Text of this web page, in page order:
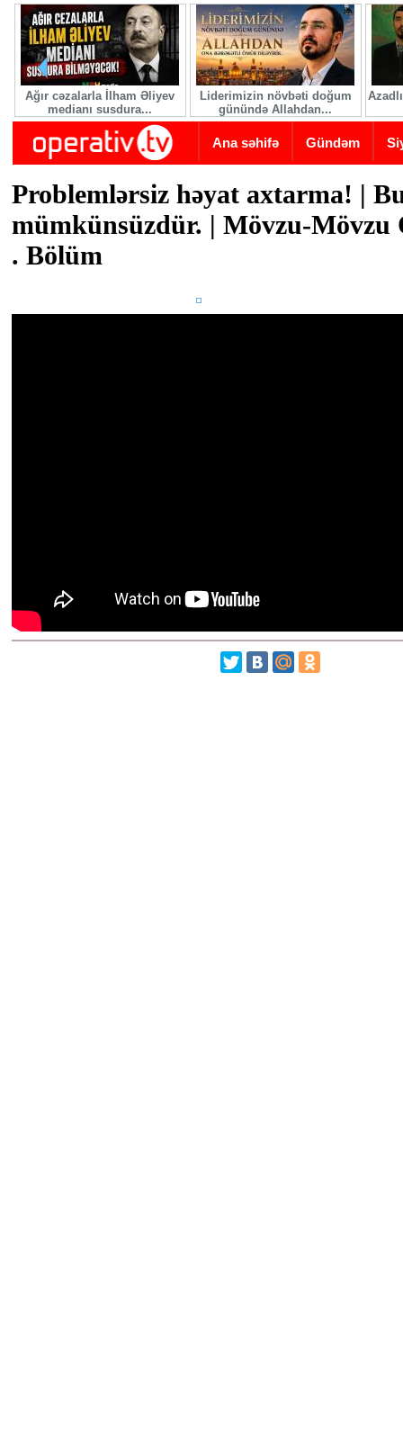
Skip to main content
Ağır cəzalarla İlham Əliyev
medianı susdura...
Liderimizin növbəti doğum
günündə Allahdan...
Ana səhifə Gündəm
Problemlərsiz həyat axtarma! |
mümkünsüzdür. | Mövzu-Mövzu
. Bölüm